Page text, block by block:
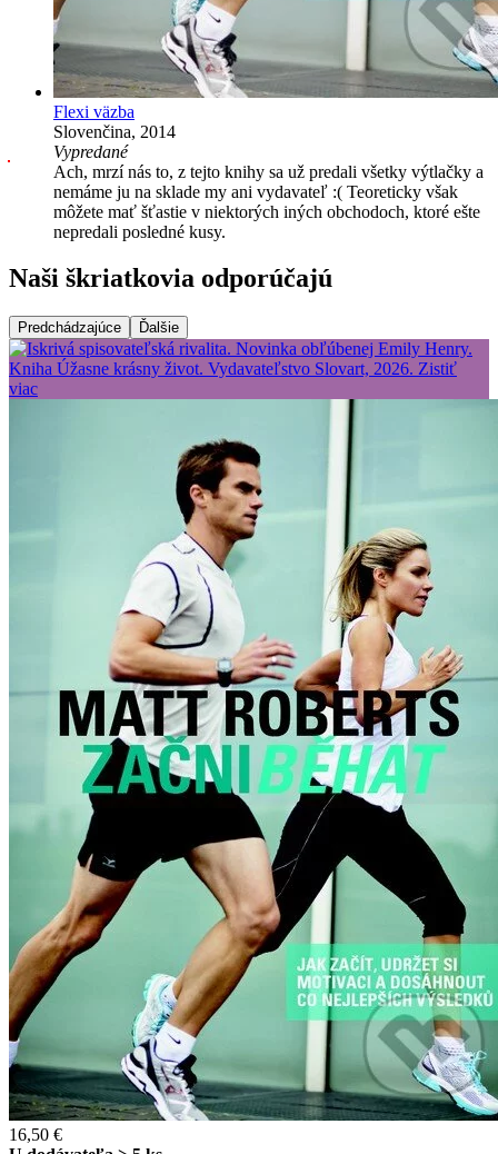
Flexi väzba
Slovenčina, 2014
Vypredané
Ach, mrzí nás to, z tejto knihy sa už predali všetky výtlačky a
nemáme ju na sklade my ani vydavateľ :( Teoreticky však
môžete mať šťastie v niektorých iných obchodoch, ktoré ešte
nepredali posledné kusy.
Naši škriatkovia odporúčajú
Predchádzajúce Ďalšie
16,50 €